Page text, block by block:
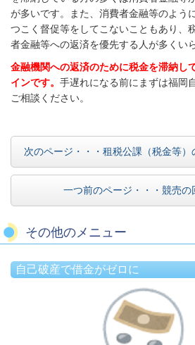
が多いです。また、消費者金融等のよう
つこく督促等をしてこないこともあり、
者金融等への返済を優先する人が多くい
金融機関への返済のために税金を滞納し
インです。 手遅れになる前にまずは福岡
ご相談ください。
次のページ・・・租税公課（税金等
一つ前のページ・・・競売の
その他のメニュー
自己破産で借金がゼロに